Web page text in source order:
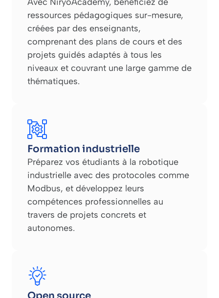
ressources pédagogiques sur-mesure,
créées par des enseignants,
comprenant des plans de cours et des
projets guidés adaptés à tous les
niveaux et couvrant une large gamme de
thématiques.
Formation industrielle
Préparez vos étudiants à la robotique
industrielle avec des protocoles comme
Modbus, et développez leurs
compétences professionnelles au
travers de projets concrets et
autonomes.